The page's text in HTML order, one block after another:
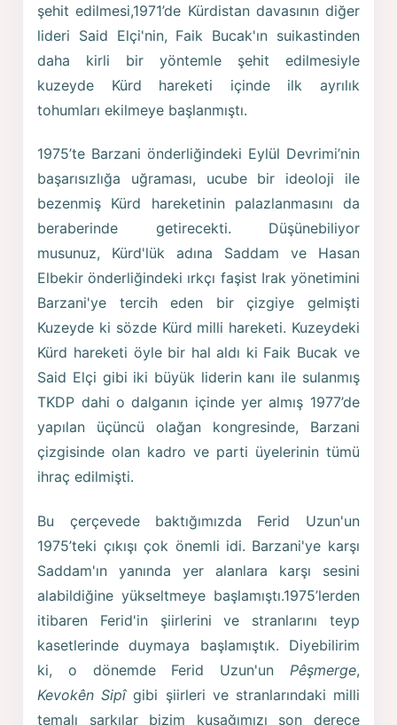
şehit edilmesi,1971’de Kürdistan davasının diğer
lideri Said Elçi'nin, Faik Bucak'ın suikastinden
daha kirli bir yöntemle şehit edilmesiyle
kuzeyde Kürd hareketi içinde ilk ayrılık
tohumları ekilmeye başlanmıştı.
1975’te Barzani önderliğindeki Eylül Devrimi’nin
başarısızlığa uğraması, ucube bir ideoloji ile
bezenmiş Kürd hareketinin palazlanmasını da
beraberinde getirecekti. Düşünebiliyor
musunuz, Kürd'lük adına Saddam ve Hasan
Elbekir önderliğindeki ırkçı faşist Irak yönetimini
Barzani'ye tercih eden bir çizgiye gelmişti
Kuzeyde ki sözde Kürd milli hareketi. Kuzeydeki
Kürd hareketi öyle bir hal aldı ki Faik Bucak ve
Said Elçi gibi iki büyük liderin kanı ile sulanmış
TKDP dahi o dalganın içinde yer almış 1977’de
yapılan üçüncü olağan kongresinde, Barzani
çizgisinde olan kadro ve parti üyelerinin tümü
ihraç edilmişti.
Bu çerçevede baktığımızda Ferid Uzun'un
1975’teki çıkışı çok önemli idi. Barzani'ye karşı
Saddam'ın yanında yer alanlara karşı sesini
alabildiğine yükseltmeye başlamıştı.1975’lerden
itibaren Ferid'in şiirlerini ve stranlarını teyp
kasetlerinde duymaya başlamıştık. Diyebilirim
ki, o dönemde Ferid Uzun'un Pêşmerge,
Kevokên Sipîgibi şiirleri ve stranlarındaki milli
temalı şarkılar bizim kuşağımızı son derece